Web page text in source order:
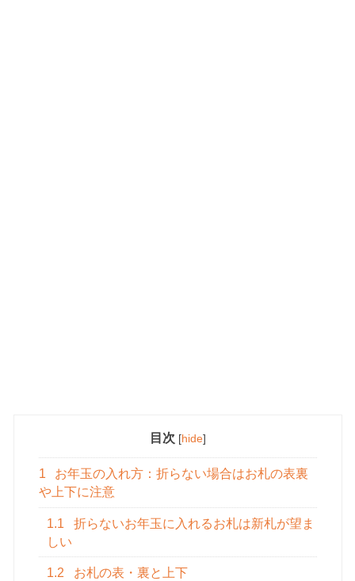
目次 [hide]
1
お年玉の入れ方：折らない場合はお札の表裏
や上下に注意
1.1
折らないお年玉に入れるお札は新札が望ま
しい
1.2 お札の表・裏と上下